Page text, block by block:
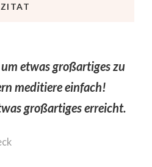
ZITAT
etwas großartiges zu
meditiere einfach!
großartiges erreicht.